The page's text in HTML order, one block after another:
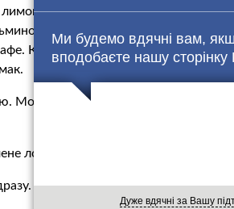
Ми будемо вдячні вам,
вподобаєте нашу
Дуже вдячні за Вашу
соусі. Зміг з’їсти тільки
Петра і Бартоломео не зміг,
Коли офіціант відвернувся,
Може, просто встромив не той
лобстером.
Хоч і дощ, хоч і втомилися, хоч і